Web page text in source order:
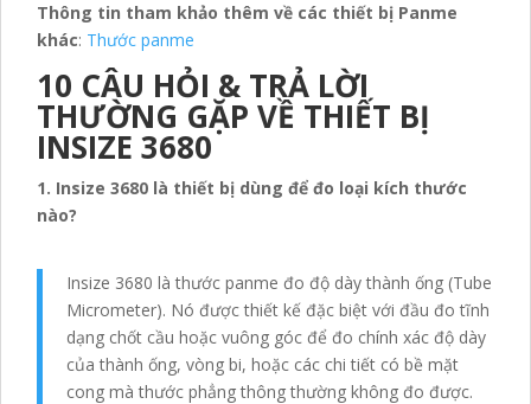
Thông tin tham khảo thêm về các thiết bị Panme
khác: Thước panme
10 CÂU HỎI & TRẢ LỜI
THƯỜNG GẶP VỀ THIẾT BỊ
INSIZE 3680
1. Insize 3680 là thiết bị dùng để đo loại kích thước
nào?
Insize 3680 là thước panme đo độ dày thành ống (Tube
Micrometer). Nó được thiết kế đặc biệt với đầu đo tĩnh
dạng chốt cầu hoặc vuông góc để đo chính xác độ dày
của thành ống, vòng bi, hoặc các chi tiết có bề mặt
cong mà thước phẳng thông thường không đo được.